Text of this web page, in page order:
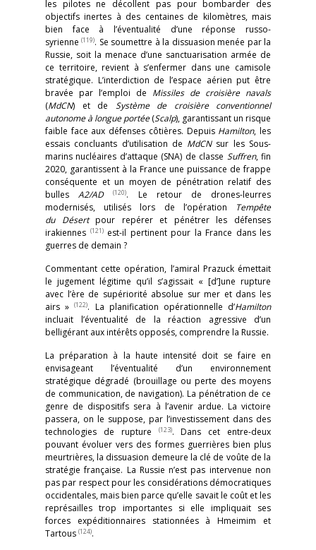
les pilotes ne décollent pas pour bombarder des
objectifs inertes à des centaines de kilomètres, mais
bien face à l’éventualité d’une réponse russo-
syrienne(119). Se soumettre à la dissuasion menée par la
Russie, soit la menace d’une sanctuarisation armée de
ce territoire, revient à s’enfermer dans une camisole
stratégique. L’interdiction de l’espace aérien put être
bravée par l’emploi de Missiles de croisière navals
(MdCN) et de Système de croisière conventionnel
autonome à longue portée(Scalp), garantissant un risque
faible face aux défenses côtières. Depuis Hamilton, les
essais concluants d’utilisation de MdCNsur les Sous-
marins nucléaires d’attaque (SNA) de classe Suffren, fin
2020, garantissent à la France une puissance de frappe
conséquente et un moyen de pénétration relatif des
bullesA2/AD (120). Le retour de drones-leurres
modernisés, utilisés lors de l’opération
Tempête
du Désertpour repérer et pénétrer les défenses
irakiennes (121)est-il pertinent pour la France dans les
guerres de demain ?
Commentant cette opération, l’amiral Prazuck émettait
le jugement légitime qu’il s’agissait « [d’]une rupture
avec l’ère de supériorité absolue sur mer et dans les
airs »(122). La planification opérationnelle d’Hamilton
incluait l’éventualité de la réaction agressive d’un
belligérant aux intérêts opposés, comprendre la Russie.
La préparation à la haute intensité doit se faire en
envisageant l’éventualité d’un environnement
stratégique dégradé (brouillage ou perte des moyens
de communication, de navigation). La pénétration de ce
genre de dispositifs sera à l’avenir ardue. La victoire
passera, on le suppose, par l’investissement dans des
technologies de rupture
(123). Dans cet entre-deux
pouvant évoluer vers des formes guerrières bien plus
meurtrières, la dissuasion demeure la clé de voûte de la
stratégie française. La Russie n’est pas intervenue non
pas par respect pour les considérations démocratiques
occidentales, mais bien parce qu’elle savait le coût et les
représailles trop importantes si elle impliquait ses
forces expéditionnaires stationnées à Hmeimim et
Tartous (124).